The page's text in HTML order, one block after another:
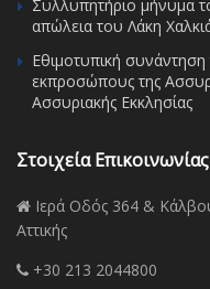
Συλλυπητήριο μήνυμα
απώλεια του Λάκη
Εθιμοτυπική
εκπροσώπους της
Ασσυριακής Εκκλησίας
Στοιχεία Επικοινωνίας
Ιερά Οδός 364 &
Αττικής
+30 213 2044800